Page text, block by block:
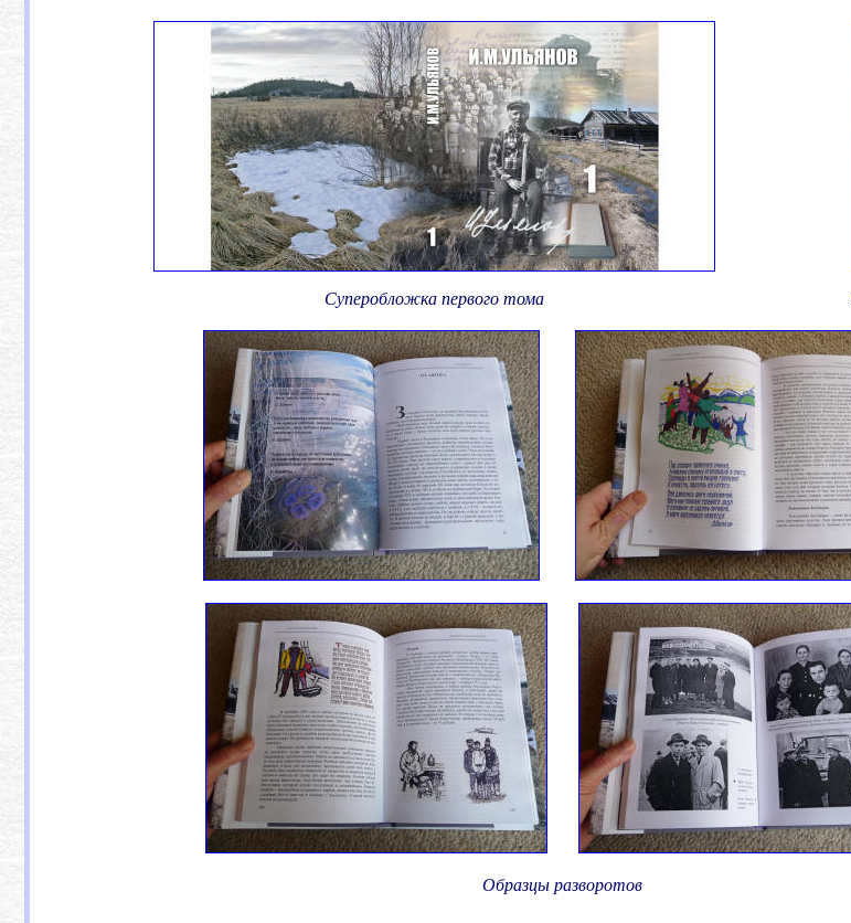
Суперобложка первого тома
Образцы разворотов